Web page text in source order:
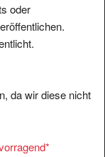
oder
da wir diese nicht
*